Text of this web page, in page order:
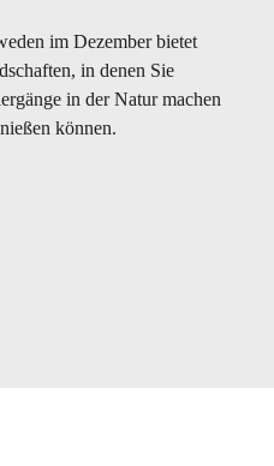
im Dezember bietet
in denen Sie
in der Natur machen
können.